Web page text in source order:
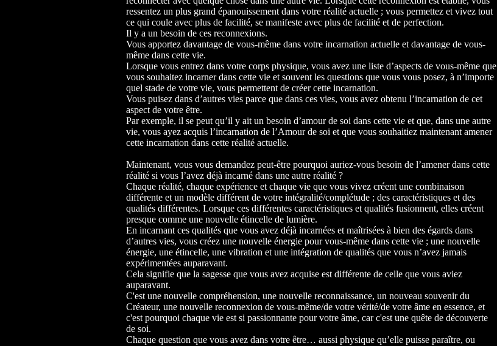
ressentez un plus grand épanouissement dans votre réalité actuelle ; vous permettez et vivez tout
ce qui coule avec plus de facilité, se manifeste avec plus de facilité et de perfection.
Il y a un besoin de ces reconnexions.
Vous apportez davantage de vous-même dans votre incarnation actuelle et davantage de vous-
même dans cette vie.
Lorsque vous entrez dans votre corps physique, vous avez une liste d’aspects de vous-même que
vous souhaitez incarner dans cette vie et souvent les questions que vous vous posez, à n’importe
quel stade de votre vie, vous permettent de créer cette incarnation.
Vous puisez dans d’autres vies parce que dans ces vies, vous avez obtenu l’incarnation de cet
aspect de votre être.
Par exemple, il se peut qu’il y ait un besoin d’amour de soi dans cette vie et que, dans une autre
vie, vous ayez acquis l’incarnation de l’Amour de soi et que vous souhaitiez maintenant amener
cette incarnation dans cette réalité actuelle.
Maintenant, vous vous demandez peut-être pourquoi auriez-vous besoin de l’amener dans cette
réalité si vous l’avez déjà incarné dans une autre réalité ?
Chaque réalité, chaque expérience et chaque vie que vous vivez créent une combinaison
différente et un modèle différent de votre intégralité/complétude ; des caractéristiques et des
qualités différentes. Lorsque ces différentes caractéristiques et qualités fusionnent, elles créent
presque comme une nouvelle étincelle de lumière.
En incarnant ces qualités que vous avez déjà incarnées et maîtrisées à bien des égards dans
d’autres vies, vous créez une nouvelle énergie pour vous-même dans cette vie ; une nouvelle
énergie, une étincelle, une vibration et une intégration de qualités que vous n’avez jamais
expérimentées auparavant.
Cela signifie que la sagesse que vous avez acquise est différente de celle que vous aviez
auparavant.
C'est une nouvelle compréhension, une nouvelle reconnaissance, un nouveau souvenir du
Créateur, une nouvelle reconnexion de vous-même/de votre vérité/de votre âme en essence, et
c'est pourquoi chaque vie est si passionnante pour votre âme, car c'est une quête de découverte
de soi.
Chaque question que vous avez dans votre être… aussi physique qu’elle puisse paraître, ou